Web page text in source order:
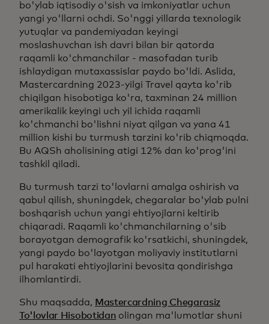
bo'ylab iqtisodiy o'sish va imkoniyatlar uchun
yangi yo'llarni ochdi. So'nggi yillarda texnologik
yutuqlar va pandemiyadan keyingi
moslashuvchan ish davri bilan bir qatorda
raqamli ko'chmanchilar - masofadan turib
ishlaydigan mutaxassislar paydo bo'ldi. Aslida,
Mastercardning 2023-yilgi Travel qayta ko'rib
chiqilgan hisobotiga ko'ra, taxminan 24 million
amerikalik keyingi uch yil ichida raqamli
ko'chmanchi bo'lishni niyat qilgan va yana 41
million kishi bu turmush tarzini ko'rib chiqmoqda.
Bu AQSh aholisining atigi 12% dan ko'prog'ini
tashkil qiladi.
Bu turmush tarzi to'lovlarni amalga oshirish va
qabul qilish, shuningdek, chegaralar bo'ylab pulni
boshqarish uchun yangi ehtiyojlarni keltirib
chiqaradi. Raqamli ko'chmanchilarning o'sib
borayotgan demografik ko'rsatkichi, shuningdek,
yangi paydo bo'layotgan moliyaviy institutlarni
pul harakati ehtiyojlarini bevosita qondirishga
ilhomlantirdi.
Shu maqsadda, Mastercardning Chegarasiz
To'lovlar Hisobotidan olingan ma'lumotlar shuni